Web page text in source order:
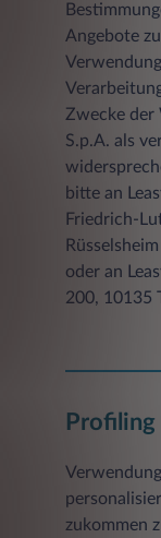
Angebote
Zwecke der
S.p.A. als
bitte an
Friedrich-
oder an
200, 10135
Profiling
zukommen